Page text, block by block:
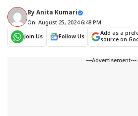
ByAnita Kumari
On: August 25, 2024 6:48 PM
Join Us
Follow Us
Add as a
source on
---Advertisement---